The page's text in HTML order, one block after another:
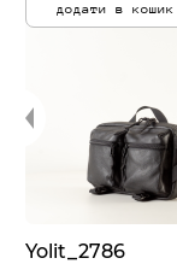
додати в кошик
Yolit_2786